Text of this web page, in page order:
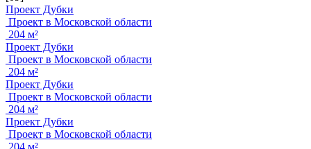
Проект Дубки
Проект в Московской области
204 м²
Проект Дубки
Проект в Московской области
204 м²
Проект Дубки
Проект в Московской области
204 м²
Проект Дубки
Проект в Московской области
204 м²